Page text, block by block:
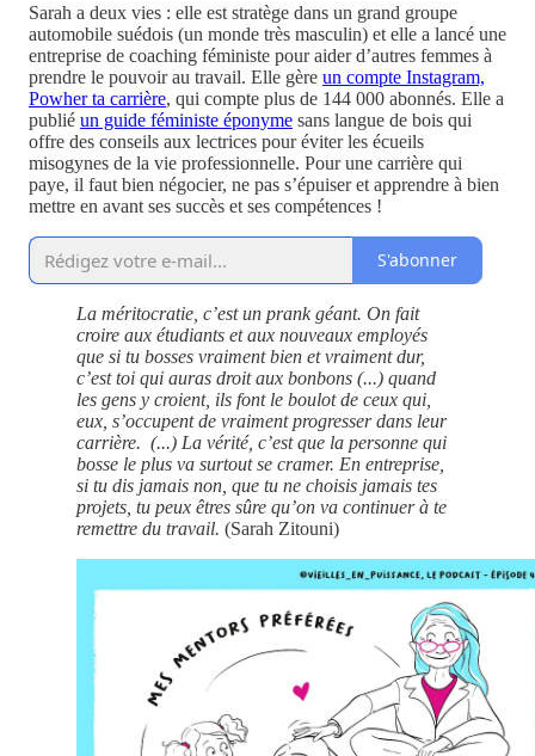
Sarah a deux vies : elle est stratège dans un grand groupe
automobile suédois (un monde très masculin) et elle a lancé une
entreprise de coaching féministe pour aider d’autres femmes à
prendre le pouvoir au travail. Elle gère un compte Instagram,
Powher ta carrière, qui compte plus de 144 000 abonnés. Elle a
publié un guide féministe éponyme sans langue de bois qui
offre des conseils aux lectrices pour éviter les écueils
misogynes de la vie professionnelle. Pour une carrière qui
paye, il faut bien négocier, ne pas s’épuiser et apprendre à bien
mettre en avant ses succès et ses compétences !
S'abonner
La méritocratie, c’est un prank géant. On fait
croire aux étudiants et aux nouveaux employés
que si tu bosses vraiment bien et vraiment dur,
c’est toi qui auras droit aux bonbons (...) quand
les gens y croient, ils font le boulot de ceux qui,
eux, s’occupent de vraiment progresser dans leur
carrière. (...) La vérité, c’est que la personne qui
bosse le plus va surtout se cramer. En entreprise,
si tu dis jamais non, que tu ne choisis jamais tes
projets, tu peux êtres sûre qu’on va continuer à te
remettre du travail. (Sarah Zitouni)